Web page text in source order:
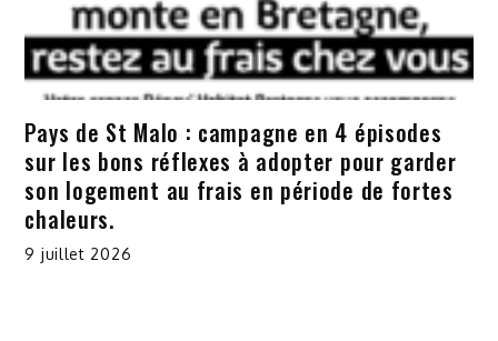
Pays de St Malo : campagne en 4 épisodes
sur les bons réflexes à adopter pour garder
son logement au frais en période de fortes
chaleurs.
9 juillet 2026